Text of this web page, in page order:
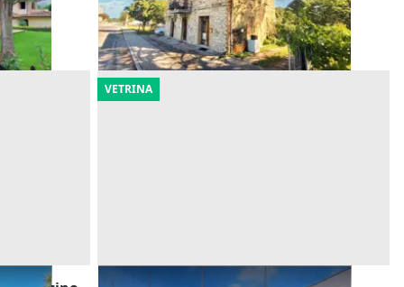
Monte Castello di Vibio (Perugia)
21/10/2026
VETRINA